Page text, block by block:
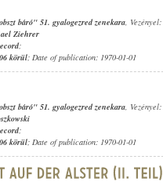
báró" 51. gyalogezred zenekara, Vezényel:
Ziehrer
;
körül; Date of publication: 1970-01-01
báró" 51. gyalogezred zenekara, Vezényel:
;
körül; Date of publication: 1970-01-01